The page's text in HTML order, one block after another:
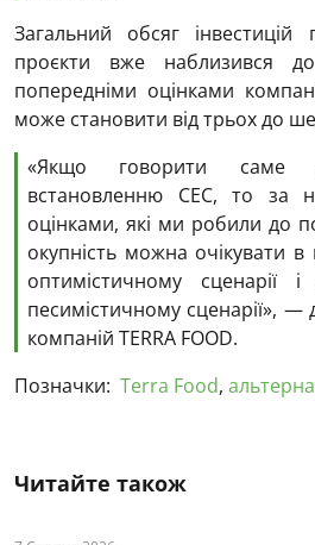
Загальний обсяг інвестицій
проєкти вже наблизився
попередніми оцінками
може становити від трьох до
«Якщо говорити
встановленню СЕС, то за
оцінками, які ми робили до
окупність можна очікувати в
оптимістичному
песимістичному сценарії», —
компаній TERRA FOOD.
Позначки: Terra Food,
Читайте також